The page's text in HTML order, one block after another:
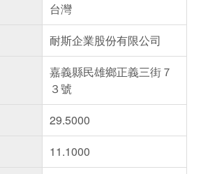
台灣
耐斯企業股份有限公司
嘉義縣民雄鄉正義三街７
３號
29.5000
11.1000